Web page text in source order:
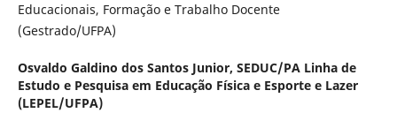
Educacionais, Formação e Trabalho Docente
(Gestrado/UFPA)
Osvaldo Galdino dos Santos Junior, SEDUC/PA Linha de
Estudo e Pesquisa em Educação Física e Esporte e Lazer
(LEPEL/UFPA)